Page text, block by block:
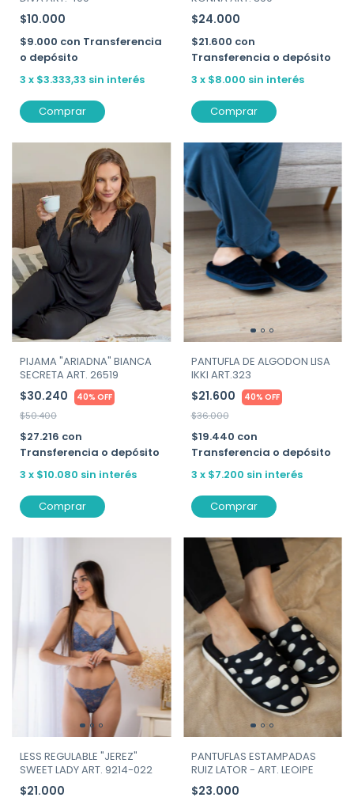
$10.000
$9.000 con Transferencia
o depósito
3 x $3.333,33 sin interés
Comprar
$24.000
$21.600 con
Transferencia o depósito
3 x $8.000 sin interés
Comprar
PIJAMA "ARIADNA" BIANCA
SECRETA ART. 26519
$30.240 40% OFF
$50.400
$27.216 con
Transferencia o depósito
3 x $10.080 sin interés
Comprar
PANTUFLA DE ALGODON LISA
IKKI ART.323
$21.600 40% OFF
$36.000
$19.440 con
Transferencia o depósito
3 x $7.200 sin interés
Comprar
LESS REGULABLE "JEREZ"
SWEET LADY ART. 9214-022
$21.000
PANTUFLAS ESTAMPADAS
RUIZ LATOR - ART. LEOIPE
$23.000